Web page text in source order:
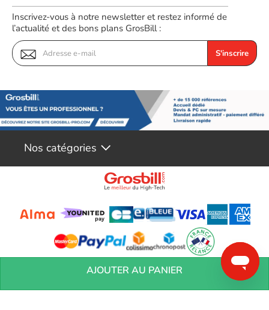
AJOUTER AU PANIER
Largeur du colis
171 mm
Profondeur du colis
89 mm
Hauteur du colis
Poids du paquet
669 g
Pays d'origine
Chine
Données logistiques
Code du système
harmonisé
Référence produit
Voir produits Asus
Inscrivez-vous à notre newsletter et restez informé de
l’actualité et des bons plans GrosBill :
S'inscrire
Nos catégories
Conditions générales de réservation Conditions générales de vente
Mentions
Vos informations personnelles Préférences Cookies
Aide &